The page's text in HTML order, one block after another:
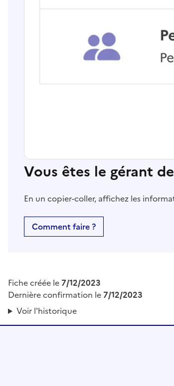
Vous êtes le gérant
En un copier-coller, affichez les
Comment faire ?
Fiche créée le 7/12/2023
Dernière confirmation le 7/12/2023
Voir l'historique